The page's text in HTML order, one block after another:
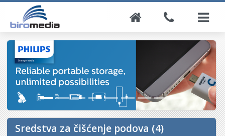
Sredstva za čišćenje podova (4)